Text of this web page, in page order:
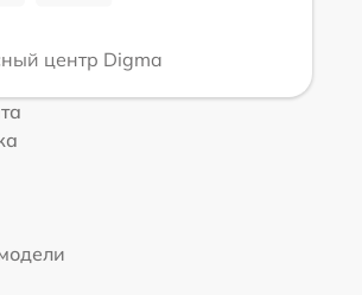
центр Digma